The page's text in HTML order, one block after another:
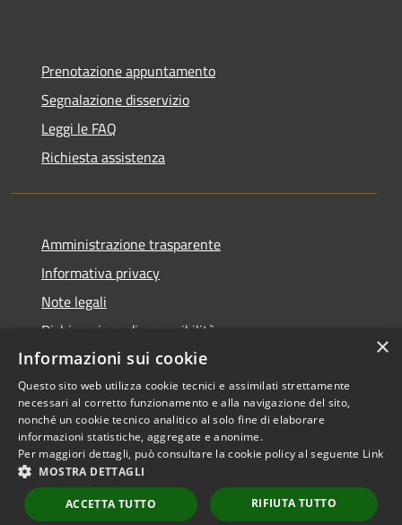
Prenotazione appuntamento
Segnalazione disservizio
Leggi le FAQ
Richiesta assistenza
Amministrazione trasparente
Informativa privacy
Note legali
Dichiarazione di accessibilità
RSS
Accessibilità
Privacy
Cookie
Mappa del sito
Copyright © 2026 • Comune di
Scarperia e San Piero •
Powered byMunicipium
Accesso redazione
×
Informazioni sui cookie
Questo sito web utilizza cookie tecnici e assimilati strettamente
necessari al corretto funzionamento e alla navigazione del sito,
nonché un cookie tecnico analitico al solo fine di elaborare
informazioni statistiche, aggregate e anonime.
Per maggiori dettagli, può consultare la cookie policy al seguente Link
MOSTRA DETTAGLI
ACCETTA TUTTO RIFIUTA TUTTO